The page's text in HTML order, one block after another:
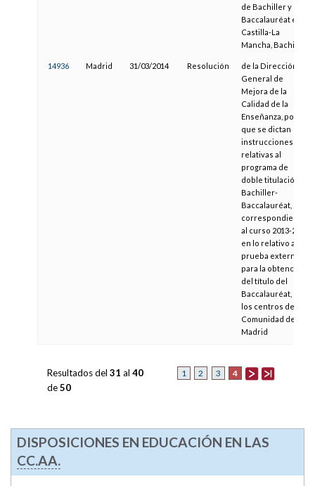
de Bachiller y de
Baccalauréat en
Castilla-La
Mancha, Bachibac
14936 Madrid 31/03/2014 Resolución
de la Dirección
General de
Mejora de la
Calidad de la
Enseñanza, por la
que se dictan
instrucciones
relativas al
programa de
doble titulación
Bachiller-
Baccalauréat,
correspondientes
al curso 2013-2014,
en lo relativo a la
prueba externa
para la obtención
del título del
Baccalauréat, en
los centros de la
Comunidad de
Madrid
1 2 3 4
Resultados del 31 al 40
de50
DISPOSICIONES EN EDUCACIÓN EN LAS
CC.AA.